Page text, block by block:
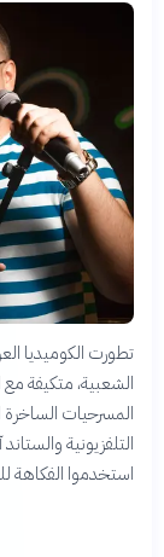
تطورت الكوميديا
الشعبية، متكيفة
المسرحيات
التلفزيونية
استخدموا الفكاهة